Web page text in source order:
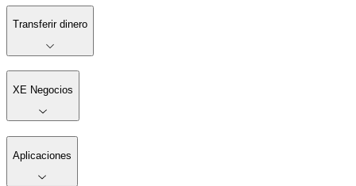
Transferir dinero
XE Negocios
Aplicaciones